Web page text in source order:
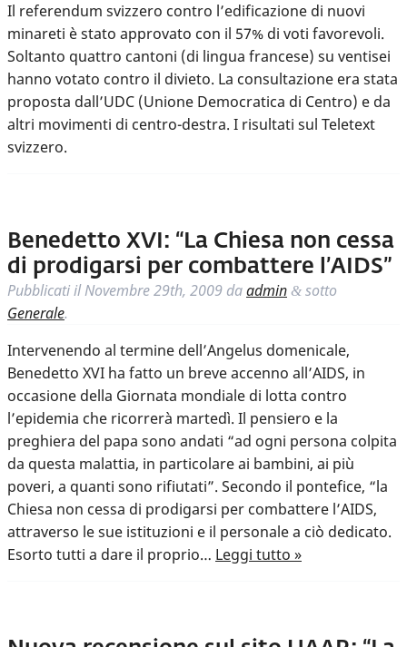
Il referendum svizzero contro l’edificazione di nuovi
minareti è stato approvato con il 57% di voti favorevoli.
Soltanto quattro cantoni (di lingua francese) su ventisei
hanno votato contro il divieto. La consultazione era stata
proposta dall’UDC (Unione Democratica di Centro) e da
altri movimenti di centro-destra. I risultati sul Teletext
svizzero.
Benedetto XVI: “La Chiesa non cessa
di prodigarsi per combattere l’AIDS”
Pubblicati ilNovembre 29th, 2009 daadmin & sotto
Generale.
Intervenendo al termine dell’Angelus domenicale,
Benedetto XVI ha fatto un breve accenno all’AIDS, in
occasione della Giornata mondiale di lotta contro
l’epidemia che ricorrerà martedì. Il pensiero e la
preghiera del papa sono andati “ad ogni persona colpita
da questa malattia, in particolare ai bambini, ai più
poveri, a quanti sono rifiutati”. Secondo il pontefice, “la
Chiesa non cessa di prodigarsi per combattere l’AIDS,
attraverso le sue istituzioni e il personale a ciò dedicato.
Esorto tutti a dare il proprio… Leggi tutto »